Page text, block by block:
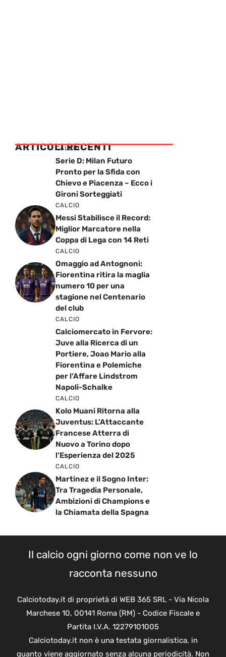
ARTICOLI RECENTI
CALCIO
Serie D: Milan Futuro
Pronto per la Sfida con
Chievo e Piacenza – Ecco i
Gironi Sorteggiati
CALCIO
Messi Stabilisce il Record:
Miglior Marcatore nella
Coppa di Lega con 14 Reti
CALCIO
Omaggio ad Antognoni:
Fiorentina ritira la maglia
numero 10 per una
stagione nel Centenario
del club
CALCIO
Calciomercato in Fervore:
Juve alla Ricerca di un
Portiere, Joao Mario alla
Fiorentina e Polemiche
per l’Affare Lindstrom
Napoli-Schalke
CALCIO
Kolo Muani Ritorna alla
Juventus: L’Attaccante
Francese Atterra di
Nuovo a Torino dopo
l’Esperienza del 2025
CALCIO
Martinez e il Sogno Inter:
Tra Tragedia Personale,
Ambizioni di Champions e
la Chiamata della Spagna
Il calcio ogni giorno come non ve lo
racconta nessuno
Calciotoday.it di proprietà di WEB 365 SRL - Via Nicola
Marchese 10, 00141 Roma (RM) - Codice Fiscale e
Partita I.V.A. 12279101005
Calciotoday.it non è una testata giornalistica, in
quanto viene aggiornato senza alcuna periodicità. Non